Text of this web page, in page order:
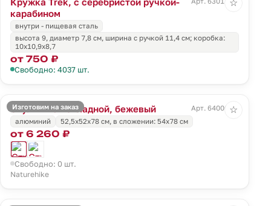
карабином
внутри - пищевая сталь
высота 9, диаметр 7,8 см, ширина с ручкой 11,4 см; коробка:
10х10,9х8,7
от 750 ₽
Свободно: 4037 шт.
☆
Изготовим на заказ
Стул MW02 складной, бежевый
Арт. 64000.00
алюминий
52,5х52х78 см, в сложении: 54х78 см
от 6 260 ₽
Свободно: 0 шт.
Naturehike
☆